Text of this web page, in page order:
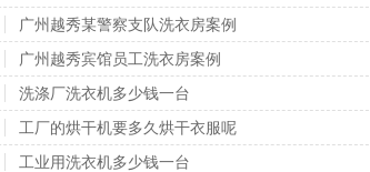
广州越秀某警察支队洗衣房案例
广州越秀宾馆员工洗衣房案例
洗涤厂洗衣机多少钱一台
工厂的烘干机要多久烘干衣服呢
工业用洗衣机多少钱一台